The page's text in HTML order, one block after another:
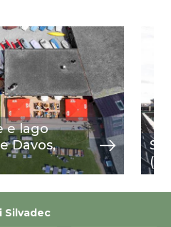
e lago
Davos,
Silvadec